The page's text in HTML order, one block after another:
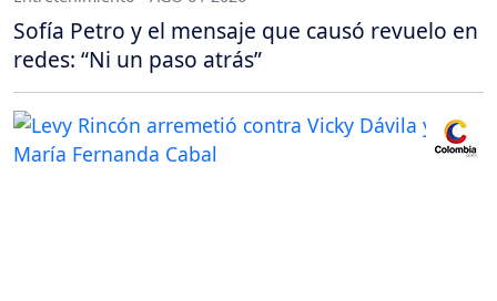
Sofía Petro y el mensaje que causó revuelo en
redes: “Ni un paso atrás”